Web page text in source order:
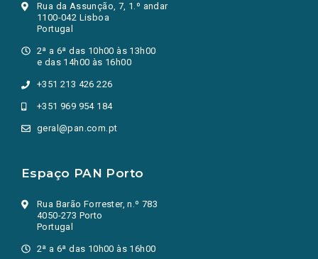
Rua da Assunção, 7, 1.º andar
1100-042 Lisboa
Portugal
2ª a 6ª das 10h00 às 13h00
e das 14h00 às 16h00
+351 213 426 226
+351 969 954 184
geral@pan.com.pt
Espaço PAN Porto
Rua Barão Forrester, n.º 783
4050-273 Porto
Portugal
2ª a 6ª das 10h00 às 16h00